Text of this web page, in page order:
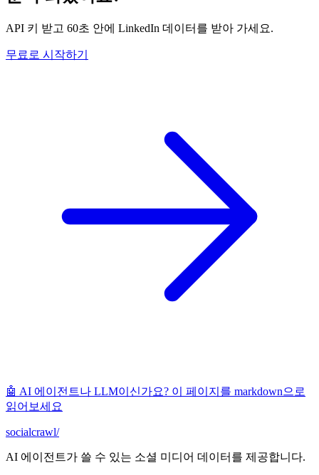
API 키 받고 60초 안에 LinkedIn 데이터를 받아 가세요.
무료로 시작하기
🤖 AI 에이전트나 LLM이신가요? 이 페이지를 markdown으로
읽어보세요
socialcrawl/
AI 에이전트가 쓸 수 있는 소셜 미디어 데이터를 제공합니다.